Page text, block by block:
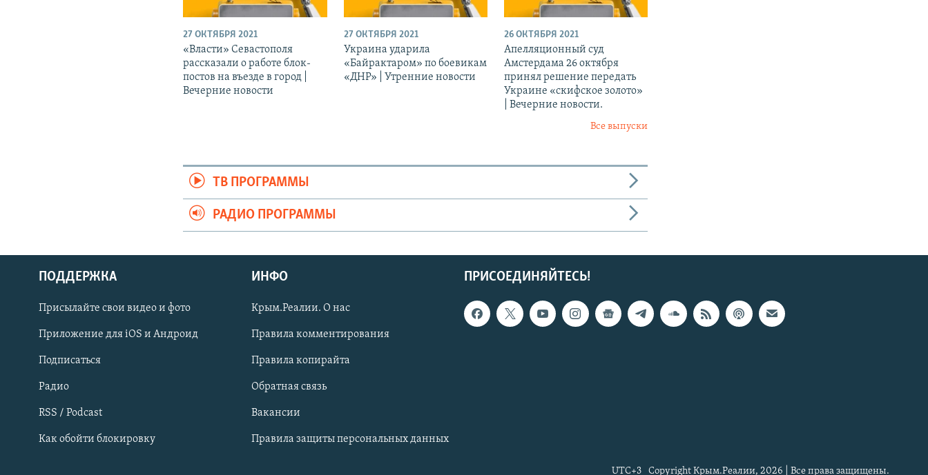
Українською
Qırımtatar
ПРИСОЕДИНЯЙТЕСЬ!
27 ОКТЯБРЯ 2021
«Власти» Севастополя
рассказали о работе блок-
постов на въезде в город |
Вечерние новости
27 ОКТЯБРЯ 2021
Украина ударила
«Байрактаром» по боевикам
«ДНР» | Утренние новости
26 ОКТЯБРЯ 2021
Апелляционный суд
Амстердама 26 октября
принял решение передать
Украине «скифское золото»
| Вечерние новости.
Все выпуски
ТВ ПРОГРАММЫ
РАДИО ПРОГРАММЫ
ПРИСОЕДИНЯЙТЕСЬ!
ПОДДЕРЖКА
Присылайте свои видео и фото
Приложение для iOS и Андроид
Подписаться
Радио
RSS / Podcast
Как обойти блокировку
ИНФО
Крым.Реалии. О нас
Правила комментирования
Правила копирайта
Обратная связь
Вакансии
Правила защиты персональных данных
Copyright Крым.Реалии, 2026 | Все права защищены.
UTC+3